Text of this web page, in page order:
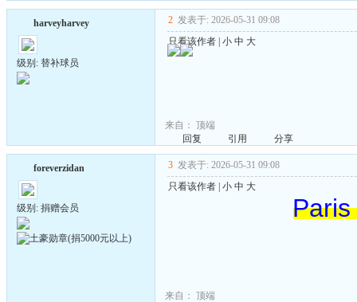
harveyharvey
级别: 替补球员
2 发表于: 2026-05-31 09:08
只看该作者 小 中 大
来自： 顶端
回复
引用 分享
foreverzidan
级别: 捐赠会员
3 发表于: 2026-05-31 09:08
只看该作者 小 中 大
来自： 顶端